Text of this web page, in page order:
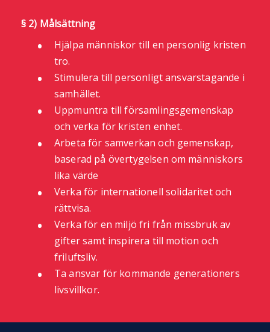
§ 2) Målsättning
Hjälpa människor till en personlig kristen
tro.
Stimulera till personligt ansvarstagande i
samhället.
Uppmuntra till församlingsgemenskap
och verka för kristen enhet.
Arbeta för samverkan och gemenskap,
baserad på övertygelsen om människors
lika värde
Verka för internationell solidaritet och
rättvisa.
Verka för en miljö fri från missbruk av
gifter samt inspirera till motion och
friluftsliv.
Ta ansvar för kommande generationers
livsvillkor.